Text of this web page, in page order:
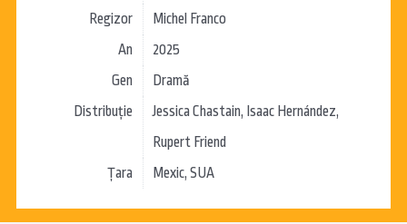
Regizor
Michel Franco
An
2025
Gen
Dramă
Distribuție
Jessica Chastain, Isaac Hernández,
Rupert Friend
Țara
Mexic, SUA